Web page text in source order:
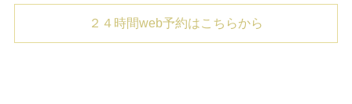
２４時間web予約はこちらから